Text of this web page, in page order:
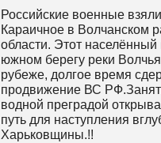
Российские военные
Караичное в Волчанском
области. Этот
южном берегу реки
рубеже, долгое время
продвижение ВС
водной преградой
путь для наступления
Харьковщины.!!